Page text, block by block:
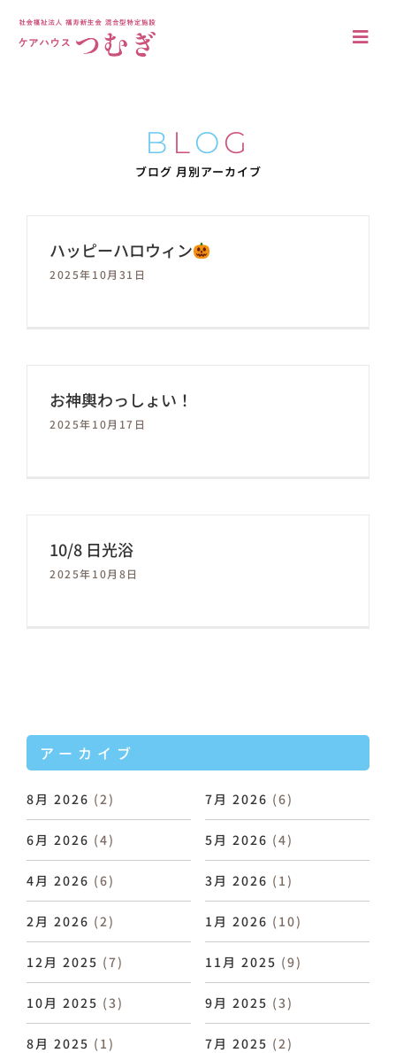
居室・共有空間
採用情報
B LOG
ブログ 月別アーカイブ
ハッピーハロウィン
2025年10月31日
お神輿わっしょい！
2025年10月17日
10/8 日光浴
2025年10月8日
アーカイブ
8月 2026 (2) 7月 2026 (6)
6月 2026 (4) 5月 2026 (4)
4月 2026 (6) 3月 2026 (1)
2月 2026 (2) 1月 2026 (10)
12月 2025 (7) 11月 2025 (9)
10月 2025 (3) 9月 2025 (3)
8月 2025 (1) 7月 2025 (2)